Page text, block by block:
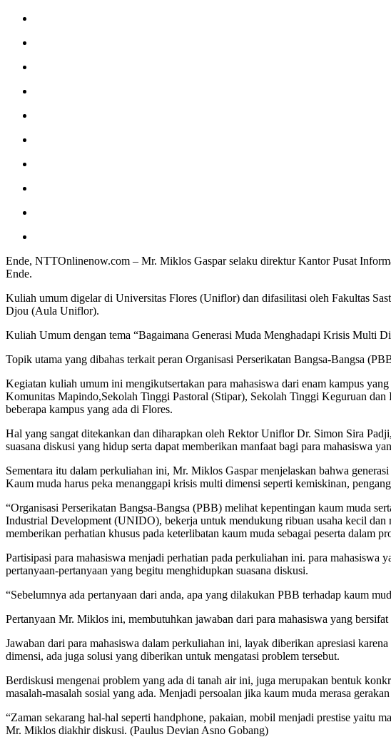
Ende, NTTOnlinenow.com – Mr. Miklos Gaspar selaku direktur Kantor Pusat
Ende.
Kuliah umum digelar di Universitas Flores (Uniflor) dan difasilitasi oleh Fakultas
Djou (Aula Uniflor).
Kuliah Umum dengan tema “Bagaimana Generasi Muda Menghadapi Krisis Multi
Topik utama yang dibahas terkait peran Organisasi Perserikatan Bangsa-Bangsa
Kegiatan kuliah umum ini mengikutsertakan para mahasiswa dari enam kampus
Komunitas Mapindo,Sekolah Tinggi Pastoral (Stipar), Sekolah Tinggi Keguruan
beberapa kampus yang ada di Flores.
Hal yang sangat ditekankan dan diharapkan oleh Rektor Uniflor Dr. Simon Sira
suasana diskusi yang hidup serta dapat memberikan manfaat bagi para mahasiswa
Sementara itu dalam perkuliahan ini, Mr. Miklos Gaspar menjelaskan bahwa
Kaum muda harus peka menanggapi krisis multi dimensi seperti kemiskinan,
“Organisasi Perserikatan Bangsa-Bangsa (PBB) melihat kepentingan kaum muda
Industrial Development (UNIDO), bekerja untuk mendukung ribuan usaha kecil
memberikan perhatian khusus pada keterlibatan kaum muda sebagai peserta dalam
Partisipasi para mahasiswa menjadi perhatian pada perkuliahan ini. para
pertanyaan-pertanyaan yang begitu menghidupkan suasana diskusi.
“Sebelumnya ada pertanyaan dari anda, apa yang dilakukan PBB terhadap kaum
Pertanyaan Mr. Miklos ini, membutuhkan jawaban dari para mahasiswa yang
Jawaban dari para mahasiswa dalam perkuliahan ini, layak diberikan apresiasi
dimensi, ada juga solusi yang diberikan untuk mengatasi problem tersebut.
Berdiskusi mengenai problem yang ada di tanah air ini, juga merupakan bentuk
masalah-masalah sosial yang ada. Menjadi persoalan jika kaum muda merasa
“Zaman sekarang hal-hal seperti handphone, pakaian, mobil menjadi prestise yaitu
Mr. Miklos diakhir diskusi. (Paulus Devian Asno Gobang)